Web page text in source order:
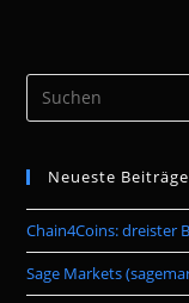
Neueste Beiträge
Chain4Coins: dreister
Sage Markets